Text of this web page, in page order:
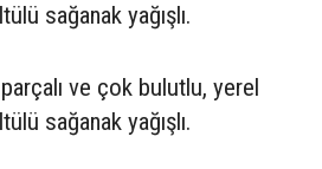
sağanak yağışlı.
ve çok bulutlu, yerel
sağanak yağışlı.